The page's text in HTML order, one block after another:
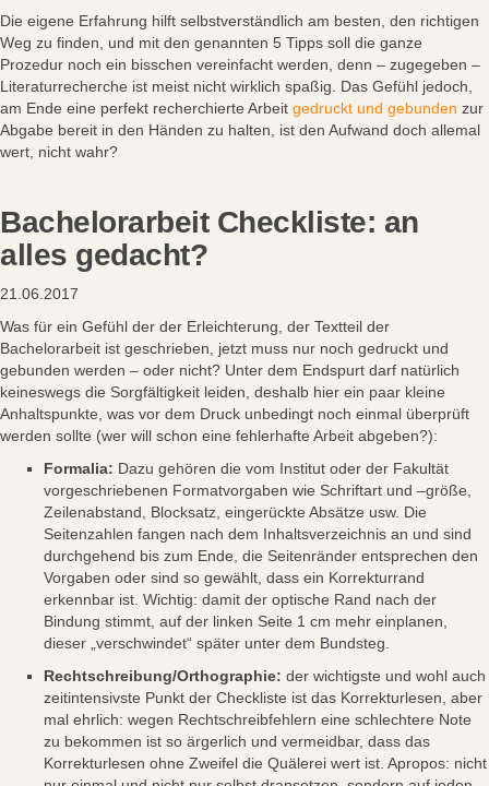
Die eigene Erfahrung hilft selbstverständlich am besten, den richtigen
Weg zu finden, und mit den genannten 5 Tipps soll die ganze
Prozedur noch ein bisschen vereinfacht werden, denn – zugegeben –
Literaturrecherche ist meist nicht wirklich spaßig. Das Gefühl jedoch,
am Ende eine perfekt recherchierte Arbeit gedruckt und gebunden zur
Abgabe bereit in den Händen zu halten, ist den Aufwand doch allemal
wert, nicht wahr?
Bachelorarbeit Checkliste: an
alles gedacht?
21.06.2017
Was für ein Gefühl der der Erleichterung, der Textteil der
Bachelorarbeit ist geschrieben, jetzt muss nur noch gedruckt und
gebunden werden – oder nicht? Unter dem Endspurt darf natürlich
keineswegs die Sorgfältigkeit leiden, deshalb hier ein paar kleine
Anhaltspunkte, was vor dem Druck unbedingt noch einmal überprüft
werden sollte (wer will schon eine fehlerhafte Arbeit abgeben?):
Formalia: Dazu gehören die vom Institut oder der Fakultät
vorgeschriebenen Formatvorgaben wie Schriftart und –größe,
Zeilenabstand, Blocksatz, eingerückte Absätze usw. Die
Seitenzahlen fangen nach dem Inhaltsverzeichnis an und sind
durchgehend bis zum Ende, die Seitenränder entsprechen den
Vorgaben oder sind so gewählt, dass ein Korrekturrand
erkennbar ist. Wichtig: damit der optische Rand nach der
Bindung stimmt, auf der linken Seite 1 cm mehr einplanen,
dieser „verschwindet“ später unter dem Bundsteg.
Rechtschreibung/Orthographie: der wichtigste und wohl auch
zeitintensivste Punkt der Checkliste ist das Korrekturlesen, aber
mal ehrlich: wegen Rechtschreibfehlern eine schlechtere Note
zu bekommen ist so ärgerlich und vermeidbar, dass das
Korrekturlesen ohne Zweifel die Quälerei wert ist. Apropos: nicht